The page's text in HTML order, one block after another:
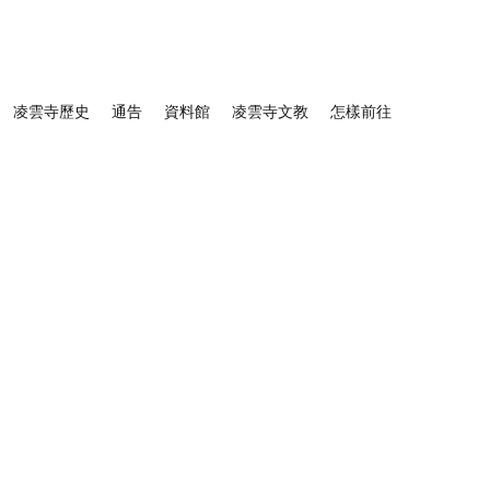
凌雲寺歷史 通告 資料館 凌雲寺文教 怎樣前往